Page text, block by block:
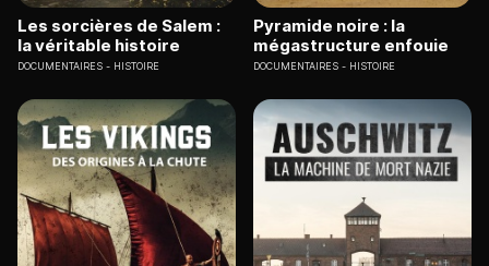
Les sorcières de Salem :
la véritable histoire
DOCUMENTAIRES HISTOIRE
Pyramide noire : la
mégastructure enfouie
DOCUMENTAIRES HISTOIRE